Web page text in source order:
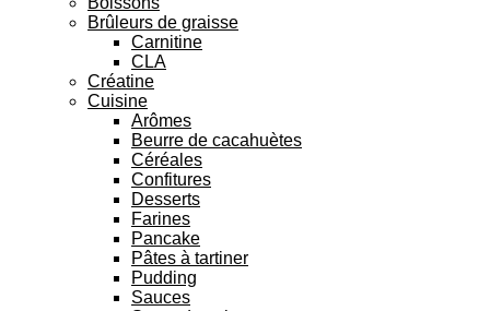
Brûleurs de graisse
Carnitine
CLA
Créatine
Cuisine
Arômes
Beurre de cacahuètes
Céréales
Confitures
Desserts
Farines
Pancake
Pâtes à tartiner
Pudding
Sauces